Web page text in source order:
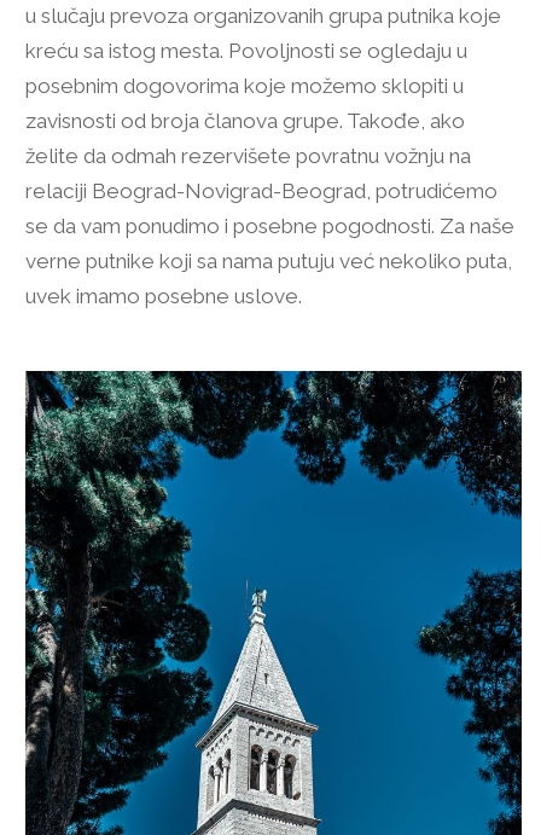
u slučaju prevoza organizovanih grupa putnika koje
kreću sa istog mesta. Povoljnosti se ogledaju u
posebnim dogovorima koje možemo sklopiti u
zavisnosti od broja članova grupe. Takođe, ako
želite da odmah rezervišete povratnu vožnju na
relaciji Beograd-Novigrad-Beograd, potrudićemo
se da vam ponudimo i posebne pogodnosti. Za naše
verne putnike koji sa nama putuju već nekoliko puta,
uvek imamo posebne uslove.